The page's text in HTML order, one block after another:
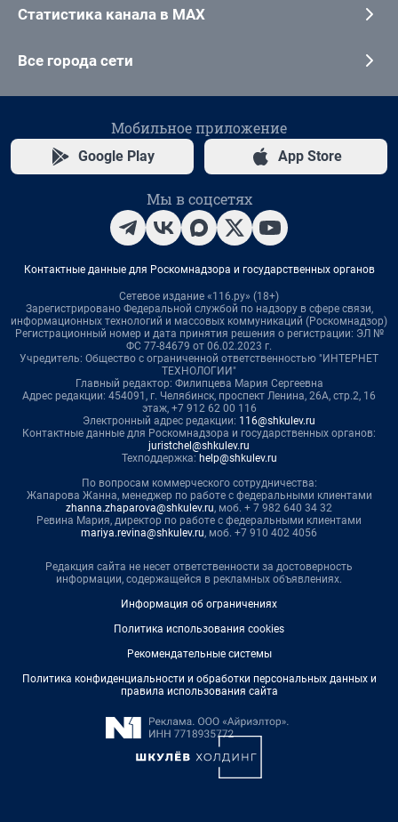
Статистика канала в MAX
Все города сети
Мобильное приложение
Google Play App Store
Мы в соцсетях
Контактные данные для Роскомнадзора и государственных органов
Сетевое издание «116.ру» (18+)
Зарегистрировано Федеральной службой по надзору в сфере связи,
информационных технологий и массовых коммуникаций (Роскомнадзор)
Регистрационный номер и дата принятия решения о регистрации: ЭЛ №
ФС 77-84679 от 06.02.2023 г.
Учредитель: Общество с ограниченной ответственностью "ИНТЕРНЕТ
ТЕХНОЛОГИИ"
Главный редактор: Филипцева Мария Сергеевна
Адрес редакции: 454091, г. Челябинск, проспект Ленина, 26А, стр.2, 16
этаж, +7 912 62 00 116
Электронный адрес редакции: 116@shkulev.ru
Контактные данные для Роскомнадзора и государственных органов:
juristchel@shkulev.ru
Техподдержка: help@shkulev.ru
По вопросам коммерческого сотрудничества:
Жапарова Жанна, менеджер по работе с федеральными клиентами
zhanna.zhaparova@shkulev.ru, моб. + 7 982 640 34 32
Ревина Мария, директор по работе с федеральными клиентами
mariya.revina@shkulev.ru, моб. +7 910 402 4056
Редакция сайта не несет ответственности за достоверность
информации, содержащейся в рекламных объявлениях.
Информация об ограничениях
Политика использования cookies
Рекомендательные системы
Политика конфиденциальности и обработки персональных данных и
правила использования сайта